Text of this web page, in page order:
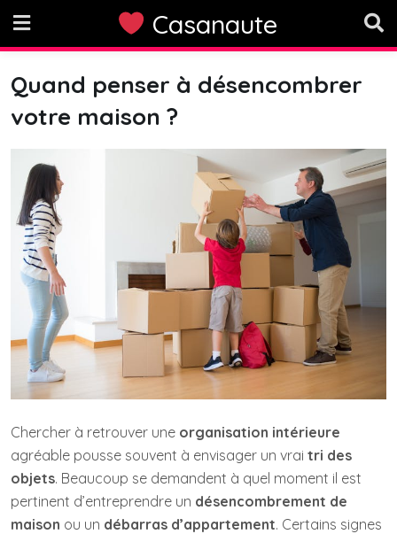
content
Casanaute
Quand penser à désencombrer
votre maison ?
Chercher à retrouver une organisation intérieure
agréable pousse souvent à envisager un vrai tri des
objets. Beaucoup se demandent à quel moment il est
pertinent d’entreprendre un désencombrement de
maison ou un débarras d’appartement. Certains signes